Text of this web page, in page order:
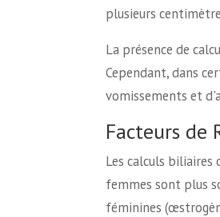
plusieurs
La présence de
Cependant, dans
vomissements et
Facteurs de
Les calculs biliaires
femmes sont plus
féminines